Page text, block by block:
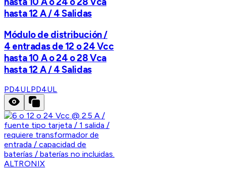
hasta 12 A / 4 Salidas
Módulo de distribución /
4 entradas de 12 o 24 Vcc
hasta 10 A o 24 o 28 Vca
hasta 12 A / 4 Salidas
PD4ULPD4UL
ALTRONIX